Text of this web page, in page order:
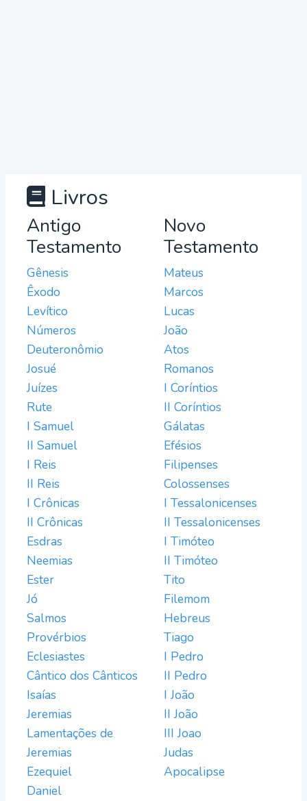
Livros
Antigo
Testamento
Gênesis
Êxodo
Levítico
Números
Deuteronômio
Josué
Juízes
Rute
I Samuel
II Samuel
I Reis
II Reis
I Crônicas
II Crônicas
Esdras
Neemias
Ester
Jó
Salmos
Provérbios
Eclesiastes
Cântico dos Cânticos
Isaías
Jeremias
Lamentações de
Jeremias
Ezequiel
Daniel
Novo
Testamento
Mateus
Marcos
Lucas
João
Atos
Romanos
I Coríntios
II Coríntios
Gálatas
Efésios
Filipenses
Colossenses
I Tessalonicenses
II Tessalonicenses
I Timóteo
II Timóteo
Tito
Filemom
Hebreus
Tiago
I Pedro
II Pedro
I João
II João
III Joao
Judas
Apocalipse